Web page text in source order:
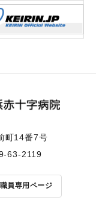
町14番7号
63-2119
職員専用ページ